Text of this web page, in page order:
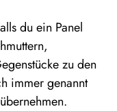
du ein Panel
zu den
immer genannt